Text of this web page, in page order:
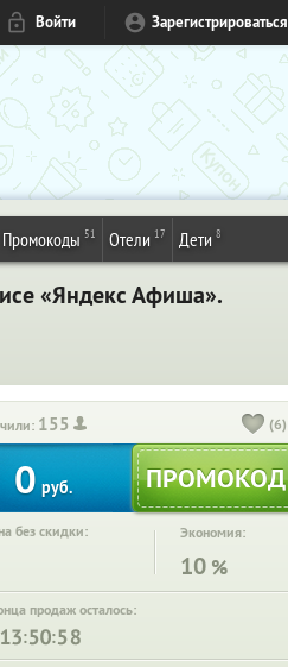
Войти Зарегистрироваться
Промокоды 51 Отели 17 Дети 8
«Яндекс Афиша».
155 (6)
0 руб.
без скидки: Экономия:
10 %
продаж осталось:
: :